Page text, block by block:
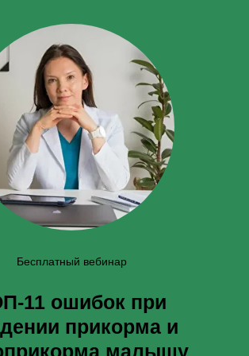
11 ошибок при
прикорма и
малышу
Бесплатный вебинар